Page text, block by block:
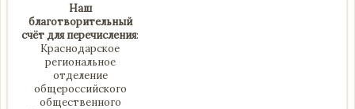
Наш
благотворительный
счёт для перечисления:
Краснодарское
региональное
отделение
общероссийского
общественного